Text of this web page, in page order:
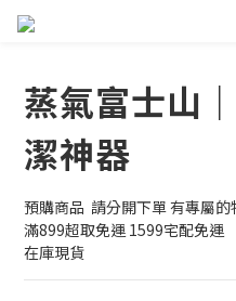
蒸氣富士山
潔神器
預購商品  請分開下單 有專屬的
滿899超取免運 1599宅配免運
在庫現貨